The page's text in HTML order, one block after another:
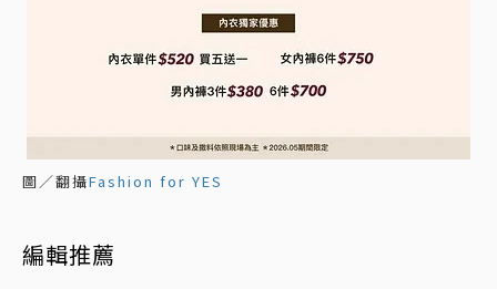
圖／翻攝Fashion for YES
編輯推薦